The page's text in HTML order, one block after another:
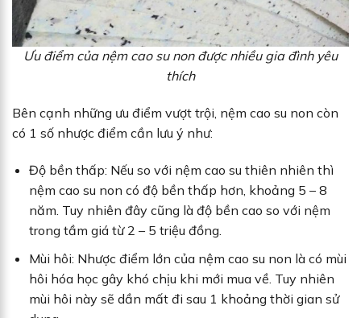
Ưu điểm của nệm cao su non được nhiều gia đình yêu
thích
Bên cạnh những ưu điểm vượt trội, nệm cao su non còn
có 1 số nhược điểm cần lưu ý như:
Độ bền thấp: Nếu so với nệm cao su thiên nhiên thì
nệm cao su non có độ bền thấp hơn, khoảng 5 – 8
năm. Tuy nhiên đây cũng là độ bền cao so với nệm
trong tầm giá từ 2 – 5 triệu đồng.
Mùi hôi: Nhược điểm lớn của nệm cao su non là có mùi
hôi hóa học gây khó chịu khi mới mua về. Tuy nhiên
mùi hôi này sẽ dần mất đi sau 1 khoảng thời gian sử